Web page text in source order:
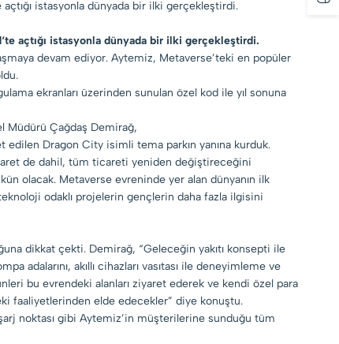
istasyonla dünyada bir ilki gerçekleştirdi.
açtığı istasyonla dünyada bir ilki gerçekleştirdi.
devam ediyor. Aytemiz, Metaverse’teki en popüler
ekranları üzerinden sunulan özel kod ile yıl sonuna
Müdürü Çağdaş Demirağ,
edilen Dragon City isimli tema parkın yanına kurduk.
de dahil, tüm ticareti yeniden değiştireceğini
olacak. Metaverse evreninde yer alan dünyanın ilk
odaklı projelerin gençlerin daha fazla ilgisini
dikkat çekti. Demirağ, “Geleceğin yakıtı konsepti ile
adalarını, akıllı cihazları vasıtası ile deneyimleme ve
bu evrendeki alanları ziyaret ederek ve kendi özel para
faaliyetlerinden elde edecekler” diye konuştu.
noktası gibi Aytemiz’in müşterilerine sunduğu tüm